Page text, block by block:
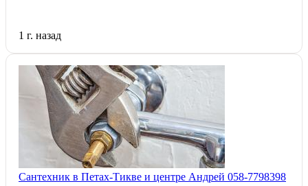
1 г. назад
Сантехник в Петах-Тикве и центре Андрей 058-7798398